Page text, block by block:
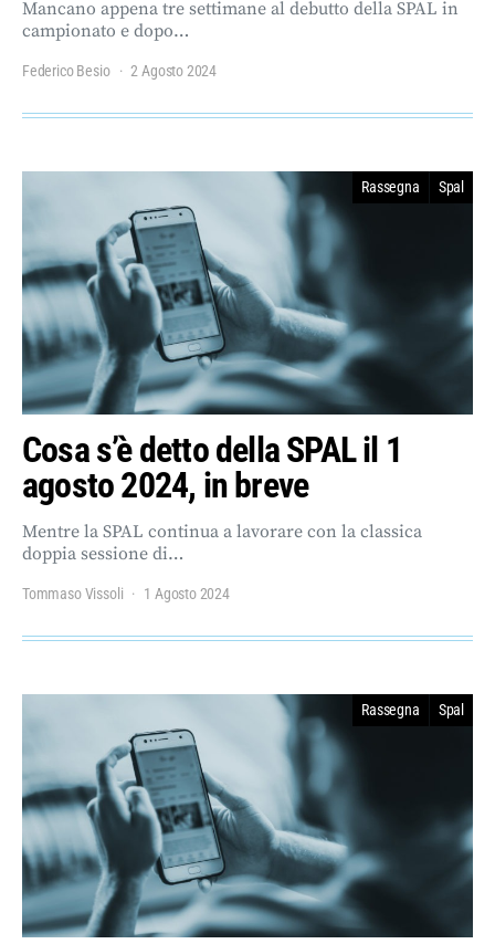
Mancano appena tre settimane al debutto della SPAL in
campionato e dopo…
Federico Besio 2 Agosto 2024
Rassegna Spal
Cosa s’è detto della SPAL il 1
agosto 2024, in breve
Mentre la SPAL continua a lavorare con la classica
doppia sessione di…
Tommaso Vissoli 1 Agosto 2024
Rassegna Spal